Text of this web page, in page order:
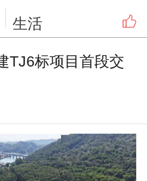
生活
TJ6标项目首段交